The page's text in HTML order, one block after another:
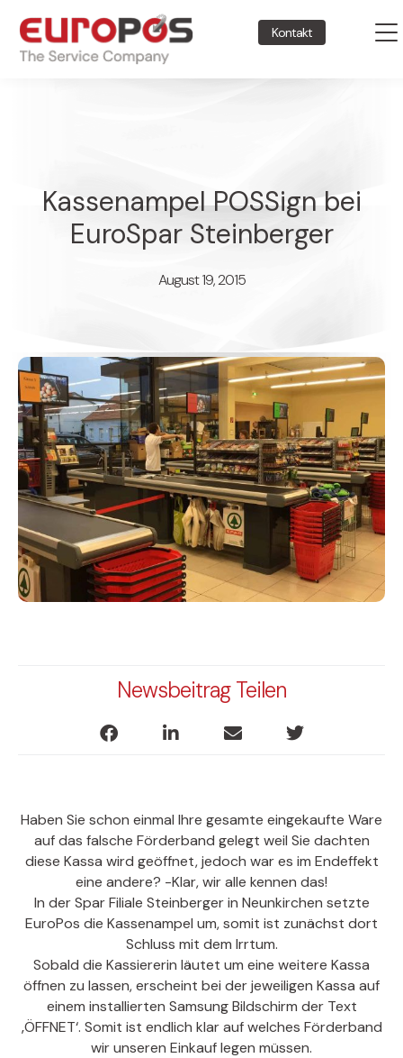
Kontakt
Kassenampel POSSign bei
EuroSpar Steinberger
August 19, 2015
Newsbeitrag Teilen
Haben Sie schon einmal Ihre gesamte eingekaufte Ware
auf das falsche Förderband gelegt weil Sie dachten
diese Kassa wird geöffnet, jedoch war es im Endeffekt
eine andere? -Klar, wir alle kennen das!
In der Spar Filiale Steinberger in Neunkirchen setzte
EuroPos die Kassenampel um, somit ist zunächst dort
Schluss mit dem Irrtum.
Sobald die Kassiererin läutet um eine weitere Kassa
öffnen zu lassen, erscheint bei der jeweiligen Kassa auf
einem installierten Samsung Bildschirm der Text
‚ÖFFNET‘. Somit ist endlich klar auf welches Förderband
wir unseren Einkauf legen müssen.